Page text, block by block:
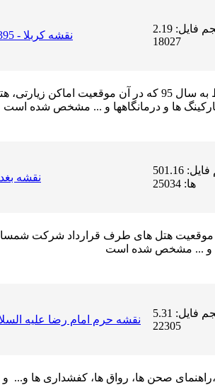
نقشه کربلا - 1395
حجم فایل: 2.19 MB | دریافت ها:
18027
نسخه جدید نقشه شهر کربلا مربوط به سال 95 که در آن موقعیت اماکن
نقشه
حجم فایل: 501.16 KB | دریافت
ها: 25034
موقعیت هتل های طرف قرارداد شرکت
نقشه حرم امام رضا علیه
حجم فایل: 5.31 MB | دریافت ها:
22305
صحن ها، رواق ها، کفشداری ها و... و